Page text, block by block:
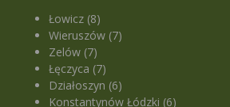
Łowicz (8)
Wieruszów (7)
Zelów (7)
Łęczyca (7)
Działoszyn (6)
Konstantynów Łódzki (6)